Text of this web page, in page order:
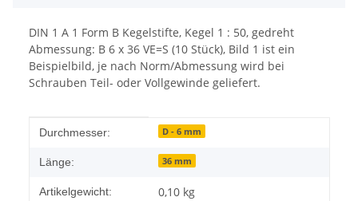
DIN 1 A 1 Form B Kegelstifte, Kegel 1 : 50, gedreht
Abmessung: B 6 x 36 VE=S (10 Stück), Bild 1 ist ein
Beispielbild, je nach Norm/Abmessung wird bei
Schrauben Teil- oder Vollgewinde geliefert.
Produkteigenschaft
Wert
Durchmesser: D - 6 mm
Länge: 36 mm
Artikelgewicht: 0,10 kg